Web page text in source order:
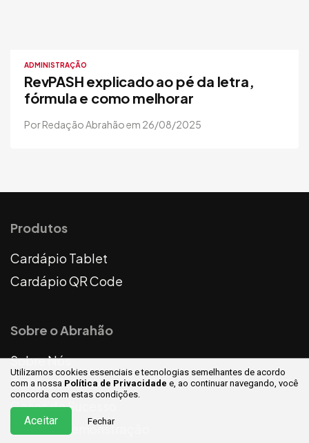
ADMINISTRAÇÃO
RevPASH explicado ao pé da letra,
fórmula e como melhorar
Por Redação Abrahão em 26/08/2025
Utilizamos cookies essenciais e tecnologias semelhantes de acordo
com a nossa Política de Privacidade e, ao continuarnavegando, você
concorda com estas condições.
Aceitar Fechar
Produtos
Cardápio Tablet
Cardápio QR Code
Sobre o Abrahão
Sobre Nós
Culture Code
Cases de Sucesso
Solicitar Demonstração